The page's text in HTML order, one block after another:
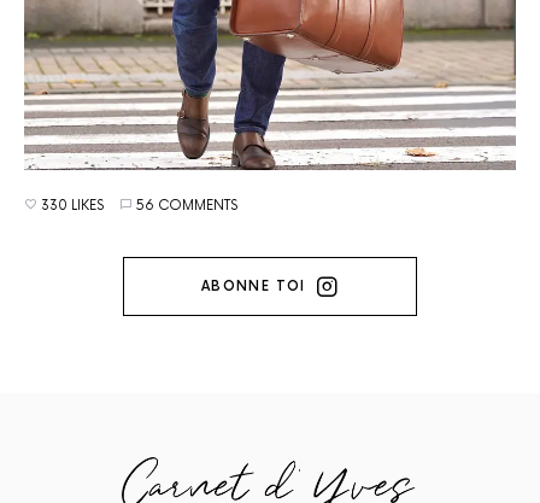
330 LIKES 56 COMMENTS
ABONNE TOI